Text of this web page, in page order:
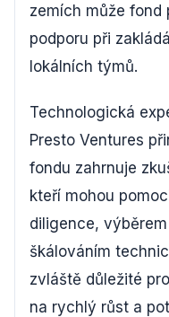
zemích může
podporu při
lokálních týmů.
Technologická
Presto Ventures
fondu zahrnuje
kteří mohou
diligence,
škálováním
zvláště důležité
na rychlý růst a